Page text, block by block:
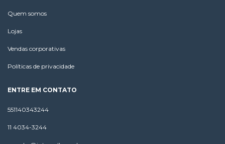
Quem somos
Lojas
Vendas corporativas
Políticas de privacidade
ENTRE EM CONTATO
551140343244
11 4034-3244